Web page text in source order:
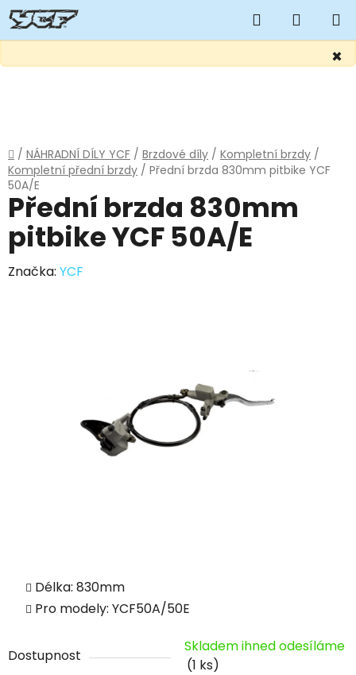
×
Hledat
KOŠÍK
Domů
/ NÁHRADNÍ DÍLY YCF / Brzdové díly / Kompletní brzdy /
Kompletní přední brzdy / Přední brzda 830mm pitbike YCF
50A/E
Délka: 830mm
Pro modely: YCF50A/50E
Dostupnost
Skladem ihned odesíláme
(1 ks)
Přední brzda 830mm
pitbike YCF 50A/E
Značka: YCF